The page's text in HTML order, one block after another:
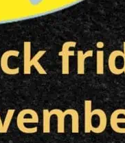
Insecten en
Bestellen en
Terugbetaal &
De Betta
Hoe het begon
Hoe wen je een vis
Hoe start ik een
Algemene